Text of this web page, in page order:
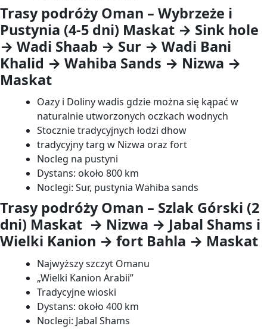
Trasy podróży Oman – Wybrzeże i
Pustynia (4-5 dni) Maskat → Sink hole
→ Wadi Shaab → Sur → Wadi Bani
Khalid → Wahiba Sands → Nizwa →
Maskat
Oazy i Doliny wadis gdzie można się kąpać w
naturalnie utworzonych oczkach wodnych
Stocznie tradycyjnych łodzi dhow
tradycyjny targ w Nizwa oraz fort
Nocleg na pustyni
Dystans: około 800 km
Noclegi: Sur, pustynia Wahiba sands
Trasy podróży Oman – Szlak Górski (2
dni) Maskat → Nizwa → Jabal Shams i
Wielki Kanion → fort Bahla → Maskat
Najwyższy szczyt Omanu
„Wielki Kanion Arabii”
Tradycyjne wioski
Dystans: około 400 km
Noclegi: Jabal Shams